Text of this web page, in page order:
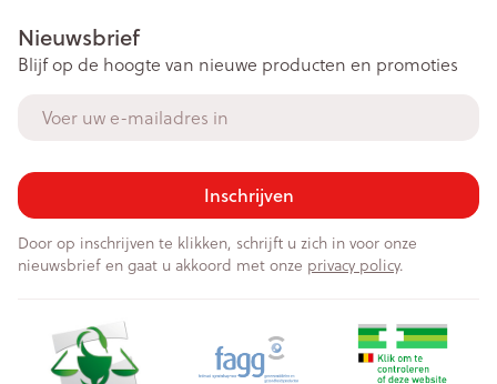
Nieuwsbrief
Blijf op de hoogte van nieuwe producten en promoties
Inschrijven
Door op inschrijven te klikken, schrijft u zich in voor onze
nieuwsbrief en gaat u akkoord met onze privacy policy.